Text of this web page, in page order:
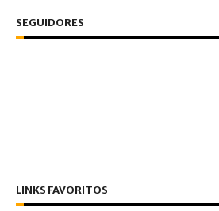
SEGUIDORES
LINKS FAVORITOS